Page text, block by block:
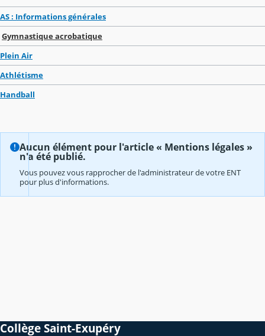
AS : Informations générales
Gymnastique acrobatique
Plein Air
Athlétisme
Handball
Aucun élément pour l'article « Mentions légales »
n'a été publié.
Vous pouvez vous rapprocher de l'administrateur de votre ENT
pour plus d'informations.
Collège Saint-Exupéry